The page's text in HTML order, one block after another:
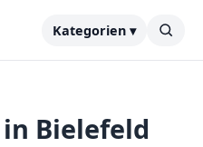
Kategorien ▾
Bielefeld